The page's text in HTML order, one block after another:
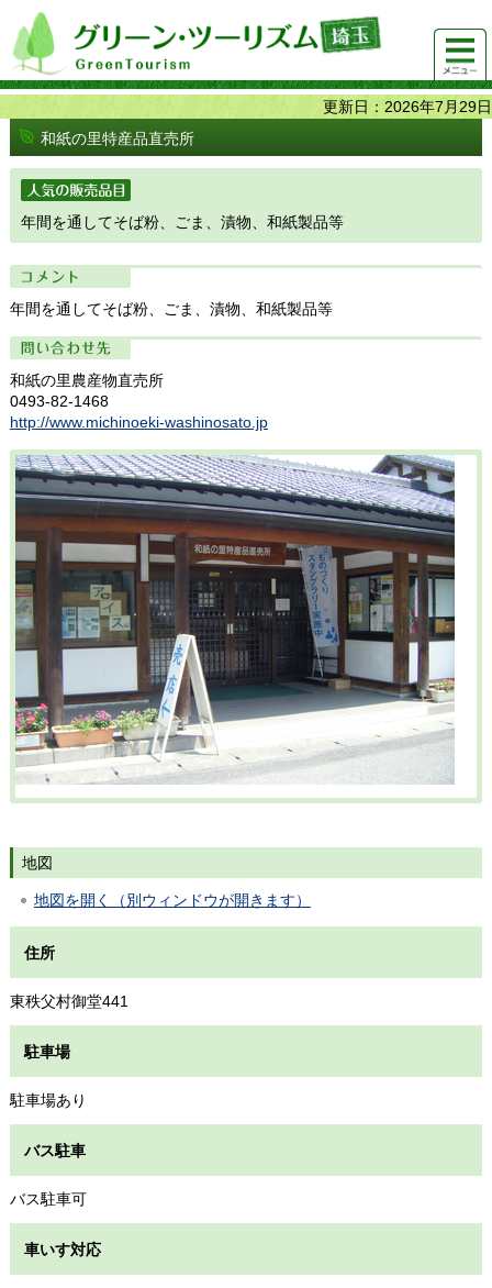
グリーンツーリズム埼玉 緑豊かな農山村で 楽しく！
美味しく！
メニュ
ー
更新日：2026年7月29日
和紙の里特産品直売所
人気の販売品目
年間を通してそば粉、ごま、漬物、和紙製品等
コメント
年間を通してそば粉、ごま、漬物、和紙製品等
問い合わせ先
和紙の里農産物直売所
0493-82-1468
http://www.michinoeki-washinosato.jp
地図
地図を開く（別ウィンドウが開きます）
住所
東秩父村御堂441
駐車場
駐車場あり
バス駐車
バス駐車可
車いす対応